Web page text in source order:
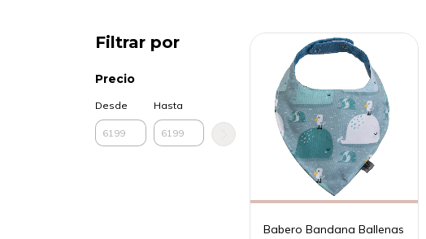
Filtrar por
Precio
Desde Hasta
Babero Bandana Ballenas